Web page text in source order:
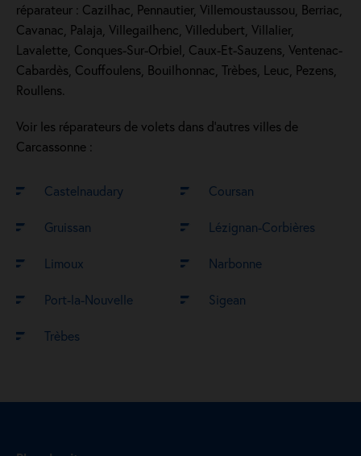
réparateur : Cazilhac, Pennautier, Villemoustaussou, Berriac,
Cavanac, Palaja, Villegailhenc, Villedubert, Villalier,
Lavalette, Conques-Sur-Orbiel, Caux-Et-Sauzens, Ventenac-
Cabardès, Couffoulens, Bouilhonnac, Trèbes, Leuc, Pezens,
Roullens.
Voir les réparateurs de volets dans d’autres villes de
Carcassonne :
Castelnaudary Coursan
Gruissan Lézignan-Corbières
Limoux Narbonne
Port-la-Nouvelle Sigean
Trèbes